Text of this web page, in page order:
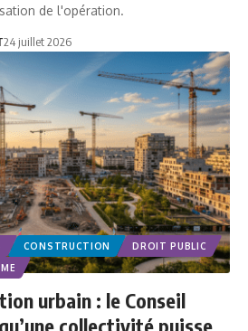
de l'opération.
24 juillet 2026
CONSTRUCTION
DROIT PUBLIC
urbain : le Conseil
collectivité puisse